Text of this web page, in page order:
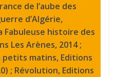
de l’aube des
d’Algérie,
Fabuleuse histoire des
Les Arènes, 2014 ;
petits matins, Editions
; Révolution, Editions